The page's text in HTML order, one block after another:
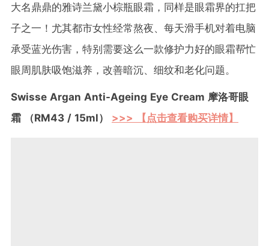
大名鼎鼎的雅诗兰黛小棕瓶眼霜，同样是眼霜界的扛把
子之一！尤其都市女性经常熬夜、每天滑手机对着电脑
承受蓝光伤害，特别需要这么一款修护力好的眼霜帮忙
眼周肌肤吸饱滋养，改善暗沉、细纹和老化问题。
Swisse Argan Anti-Ageing Eye Cream 摩洛哥眼
霜 （RM43 / 15ml） >>> 【点击查看购买详情】